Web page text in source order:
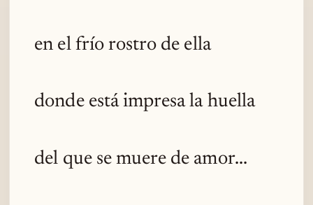
en el frío rostro de ella
donde está impresa la huella
del que se muere de amor...